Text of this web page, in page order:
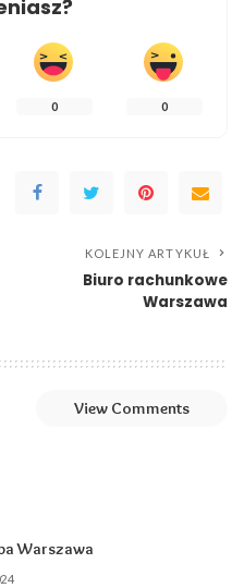
0 0
KOLEJNY ARTYKUŁ
Biuro rachunkowe
Warszawa
View Comments
Warszawa